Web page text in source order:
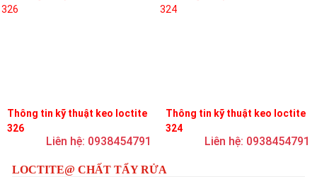
Thông tin kỹ thuật keo loctite
326
Liên hệ: 0938454791
Thông tin kỹ thuật keo loctite
324
Liên hệ: 0938454791
LOCTITE@ CHẤT TẨY RỬA